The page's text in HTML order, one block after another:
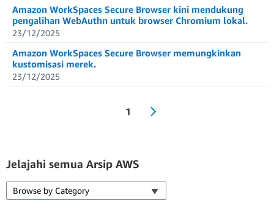
Amazon WorkSpaces Secure Browser kini mendukung
pengalihan WebAuthn untuk browser Chromium lokal.
23/12/2025
Amazon WorkSpaces Secure Browser memungkinkan
kustomisasi merek.
23/12/2025
1
Jelajahi semua Arsip AWS
Browse by Category